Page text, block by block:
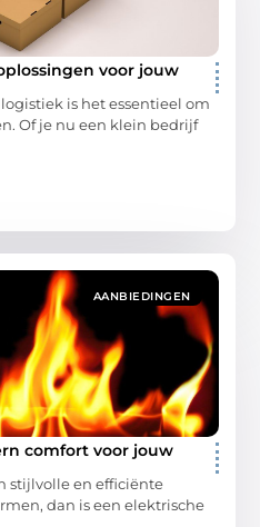
voor jouw
is het essentieel om
Of je nu een klein bedrijf
AANBIEDINGEN
comfort voor jouw
stijlvolle en efficiënte
dan is een elektrische